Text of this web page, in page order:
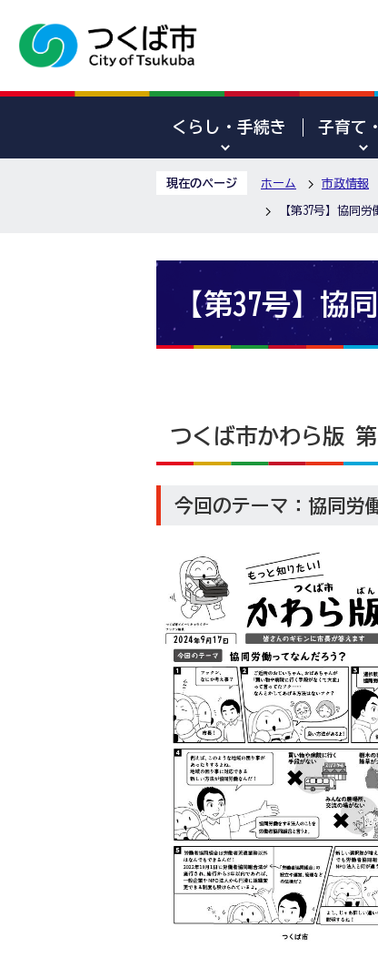
くらし・手続き 子育て
現在のページ ホーム 市政情報
【第37号】協同
【第37号】協
つくば市かわら版
今回のテーマ：協同労